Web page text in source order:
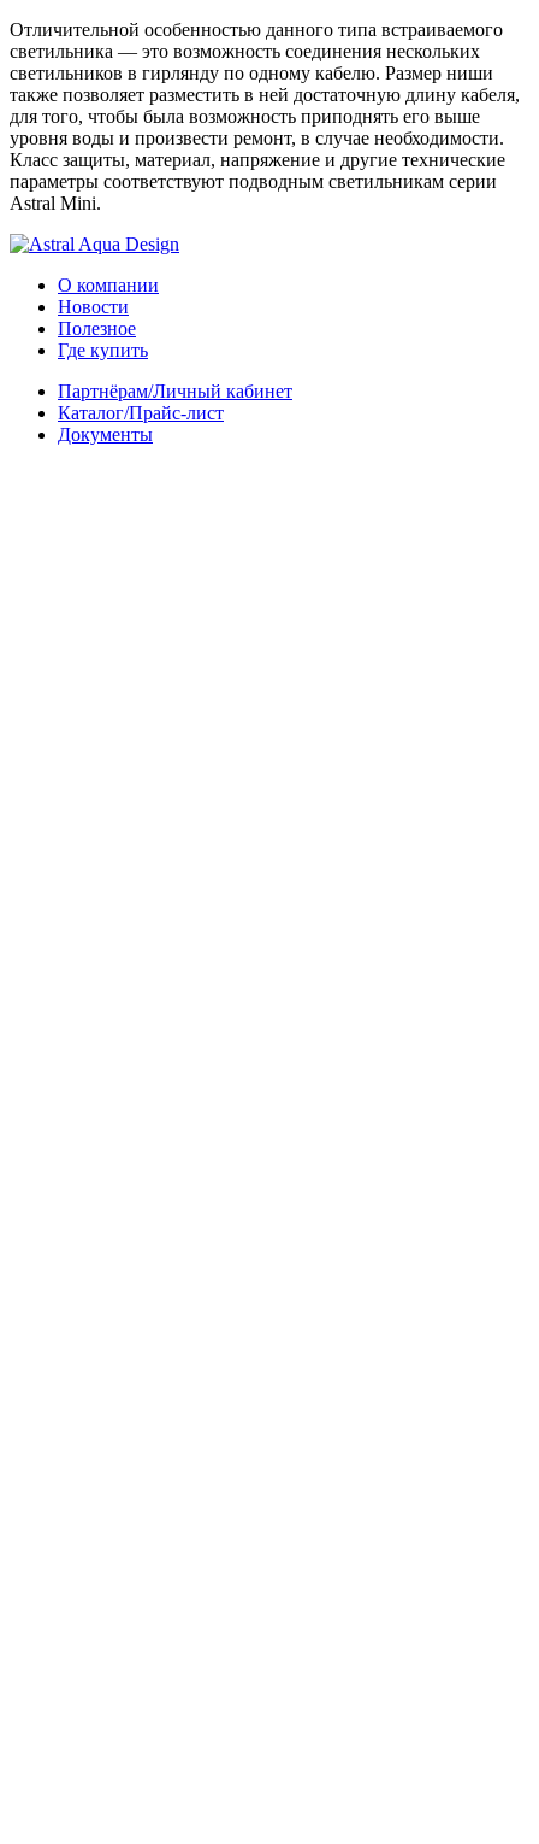
Отличительной особенностью данного типа встраиваемого
светильника — это возможность соединения нескольких
светильников в гирлянду по одному кабелю. Размер ниши
также позволяет разместить в ней достаточную длину кабеля,
для того, чтобы была возможность приподнять его выше
уровня воды и произвести ремонт, в случае необходимости.
Класс защиты, материал, напряжение и другие технические
параметры соответствуют подводным светильникам серии
Astral Mini.
О компании
Новости
Полезное
Где купить
Партнёрам/Личный кабинет
Каталог/Прайс-лист
Документы